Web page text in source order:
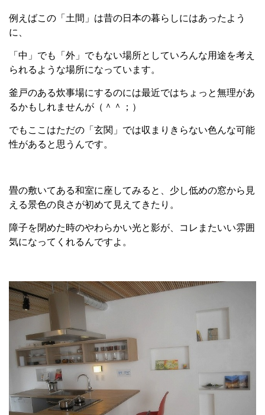
例えばこの「土間」は昔の日本の暮らしにはあったよう
に、
「中」でも「外」でもない場所としていろんな用途を考え
られるような場所になっています。
釜戸のある炊事場にするのには最近ではちょっと無理があ
るかもしれませんが（＾＾；）
でもここはただの「玄関」では収まりきらない色んな可能
性があると思うんです。
畳の敷いてある和室に座してみると、少し低めの窓から見
える景色の良さが初めて見えてきたり。
障子を閉めた時のやわらかい光と影が、コレまたいい雰囲
気になってくれるんですよ。